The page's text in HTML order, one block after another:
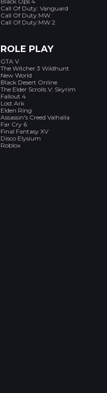
Call Of Duty: Vanguard
Call Of Duty:MW
Call Of Duty:MW 2
ROLE PLAY
GTA V
The Witcher 3 Wildhunt
New World
Black Desert Online
The Elder Scrolls V: Skyrim
Fallout 4
Lost Ark
Elden Ring
Assassin's Creed Valhalla
Far Cry 6
Final Fantasy XV
Disco Elysium
Roblox